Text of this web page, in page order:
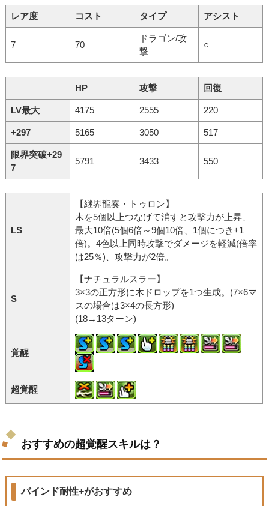
レア度 コスト タイプ アシスト
7 70
ドラゴン/攻
撃
○
HP 攻撃 回復
LV最大 4175 2555 220
+297 5165 3050 517
限界突破+29
7
5791 3433 550
LS
【継界龍奏・トゥロン】
木を5個以上つなげて消すと攻撃力が上昇、
最大10倍(5個6倍～9個10倍、1個につき+1
倍)。4色以上同時攻撃でダメージを軽減(倍率
は25％)、攻撃力が2倍。
S
【ナチュラルスラー】
3×3の正方形に木ドロップを1つ生成。(7×6マ
スの場合は3×4の長方形)
(18→13ターン)
覚醒
超覚醒
おすすめの超覚醒スキルは？
バインド耐性+がおすすめ